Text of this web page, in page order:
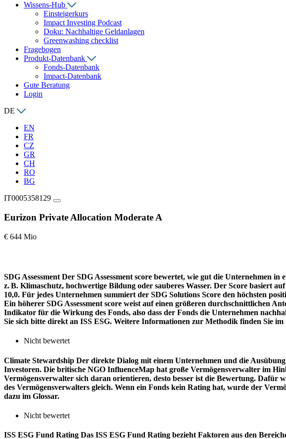
Wissens-Hub
Einsteigerkurs
Impact Investing Podcast
Doku: Nachhaltige Geldanlagen
Greenwashing checklist
Fragebogen
Produkt-Datenbank
Fonds-Datenbank
Impact-Datenbank
Gute Beratung
Login
DE
EN
FR
CZ
GR
CH
RO
BG
IT0005358129
Eurizon Private Allocation Moderate A
€ 644 Mio
SDG Assessment Der SDG Assessment score bewertet, wie gut die Unternehmen
z. B. Klimaschutz, hochwertige Bildung oder sauberes Wasser. Der Score basiert
10,0. Für jedes Unternehmen summiert der SDG Solutions Score den höchsten
Ein höherer SDG Assessment score weist auf einen größeren durchschnittlichen
Indikator für die Wirkung des Fonds, also dass der Fonds die Unternehmen
Sie sich bitte direkt an ISS ESG. Weitere Informationen zur Methodik finden Sie im
Nicht bewertet
Climate Stewardship Der direkte Dialog mit einem Unternehmen und die
Investoren. Die britische NGO InfluenceMap hat große Vermögensverwalter im
Vermögensverwalter sich daran orientieren, desto besser ist die Bewertung. Dafür
des Vermögensverwalters gleich. Wenn ein Fonds kein Rating hat, wurde der
dazu im Glossar.
Nicht bewertet
ISS ESG Fund Rating Das ISS ESG Fund Rating bezieht Faktoren aus den